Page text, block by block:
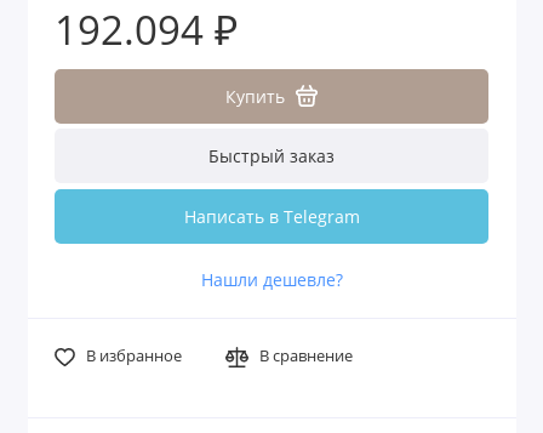
192.094 ₽
Купить
Быстрый заказ
Написать в Telegram
Нашли дешевле?
В избранное В сравнение